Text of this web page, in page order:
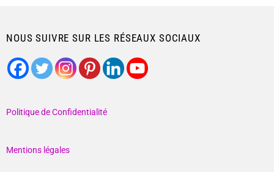
NOUS SUIVRE SUR LES RÉSEAUX SOCIAUX
Politique de Confidentialité
Mentions légales